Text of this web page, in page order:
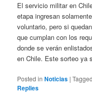
El servicio militar en
etapa ingresan
voluntario, pero si
que cumplan con los
donde se verán
en Chile. Este sorteo ya
Posted in Noticias |Tagged
Replies